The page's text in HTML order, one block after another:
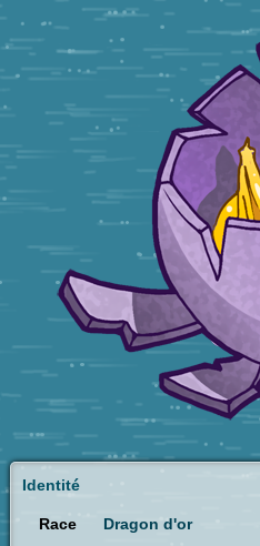
Identité
Race Dragon d'or